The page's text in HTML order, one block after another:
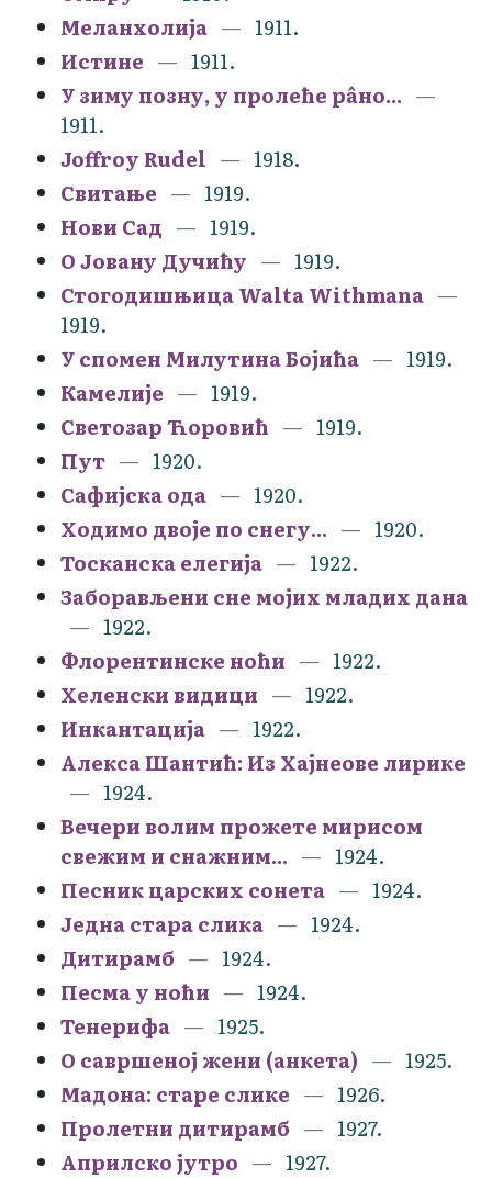
Меланхолија
1911.
Истине
1911.
У зиму позну, у пролеће рâно...
1911.
Joffroy Rudel
1918.
Свитање
1919.
Нови Сад
1919.
О Јовану Дучићу
1919.
Стогодишњица Walta Withmana
1919.
У спомен Милутина Бојића
1919.
Камелије
1919.
Светозар Ћоровић
1919.
Пут
1920.
Сафијска ода
1920.
Ходимо двоје по снегу...
1920.
Тосканска елегија
1922.
Заборављени сне мојих младих дана
1922.
Флорентинске ноћи
1922.
Хеленски видици
1922.
Инкантација
1922.
Алекса Шантић: Из Хајнеове лирике
1924.
Вечери волим прожете мирисом
свежим и снажним...
1924.
Песник царских сонета
1924.
Једна стара слика
1924.
Дитирамб
1924.
Песма у ноћи
1924.
Тенерифа
1925.
О савршеној жени (анкета)
1925.
Мадона: старе слике
1926.
Пролетни дитирамб
1927.
Априлско јутро
1927.